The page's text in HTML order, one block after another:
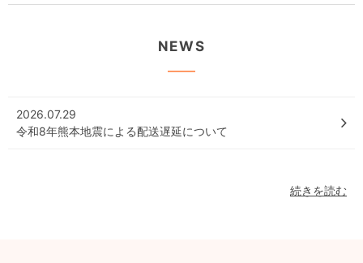
NEWS
2026.07.29
令和8年熊本地震による配送遅延について
続きを読む